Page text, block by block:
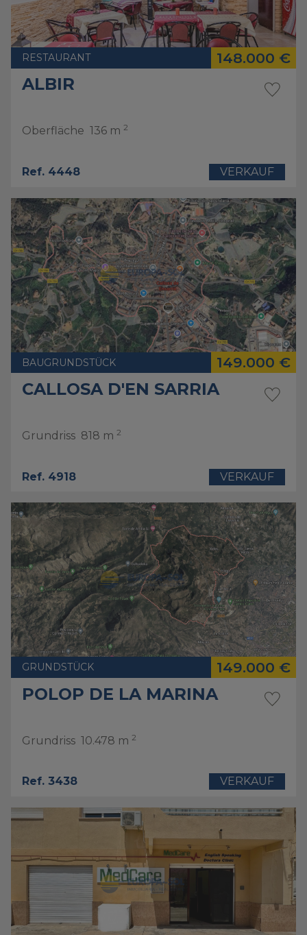
RESTAURANT 148.000 €
ALBIR
Oberfläche 136 m 2
Ref. 4448 VERKAUF
BAUGRUNDSTÜCK 149.000 €
CALLOSA D'EN SARRIA
Grundriss 818 m 2
Ref. 4918 VERKAUF
GRUNDSTÜCK 149.000 €
POLOP DE LA MARINA
Grundriss 10.478 m 2
Ref. 3438 VERKAUF